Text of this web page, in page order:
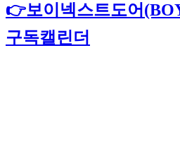
👉보이넥스트도어
구독캘린더